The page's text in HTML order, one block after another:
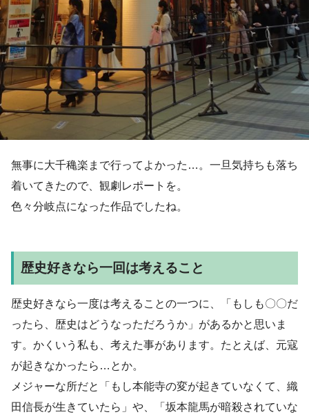
無事に大千穐楽まで行ってよかった…。一旦気持ちも落ち
着いてきたので、観劇レポートを。
色々分岐点になった作品でしたね。
歴史好きなら一回は考えること
歴史好きなら一度は考えることの一つに、「もしも〇〇だ
ったら、歴史はどうなっただろうか」があるかと思いま
す。かくいう私も、考えた事があります。たとえば、元寇
が起きなかったら…とか。
メジャーな所だと「もし本能寺の変が起きていなくて、織
田信長が生きていたら」や、「坂本龍馬が暗殺されていな